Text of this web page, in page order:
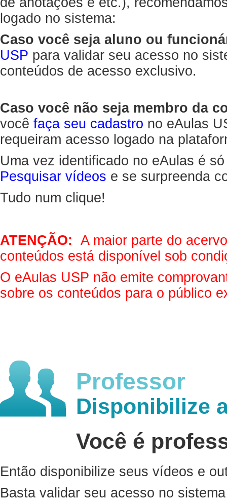
logado no sistema:
Caso você seja aluno ou
USP para validar seu acesso no
conteúdos de acesso exclusivo.
Caso você não seja membro da
você faça seu cadastro no eAulas
requeiram acesso logado na
Uma vez identificado no eAulas é
Pesquisar vídeos e se surpreenda
Tudo num clique!
ATENÇÃO: A maior parte do
conteúdos está disponível sob
O eAulas USP não emite
sobre os conteúdos para o público
Professor
Disponibilize
Você é
Então disponibilize seus vídeos e
Basta validar seu acesso no